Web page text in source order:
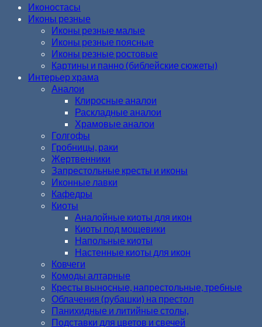
Иконостасы
Иконы резные
Иконы резные малые
Иконы резные поясные
Иконы резные ростовые
Картины и панно (библейские сюжеты)
Интерьер храма
Аналои
Клиросные аналои
Раскладные аналои
Храмовые аналои
Голгофы
Гробницы, раки
Жертвенники
Запрестольные кресты и иконы
Иконные лавки
Кафедры
Киоты
Аналойные киоты для икон
Киоты под мощевики
Напольные киоты
Настенные киоты для икон
Ковчеги
Комоды алтарные
Кресты выносные, напрестольные, требные
Облачения (рубашки) на престол
Панихидные и литийные столы,
Подставки для цветов и свечей